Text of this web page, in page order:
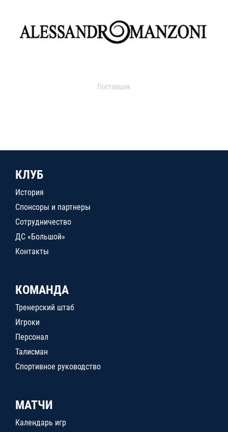
Поставщик
КЛУБ
История
Спонсоры и партнеры
Сотрудничество
ДС «Большой»
Контакты
КОМАНДА
Тренерский штаб
Игроки
Персонал
Талисман
Спортивное руководство
МАТЧИ
Календарь игр